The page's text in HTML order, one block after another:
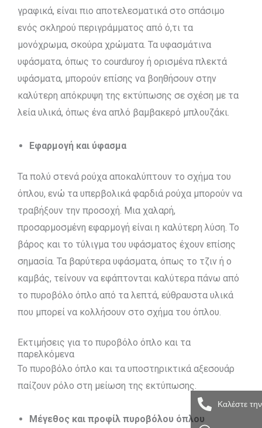
γραφικά, είναι πιο αποτελεσματικά στο σπάσιμο
ενός σκληρού περιγράμματος από ό,τι τα
μονόχρωμα, σκούρα χρώματα. Τα υφασμάτινα
υφάσματα, όπως το courduroy ή ορισμένα πλεκτά
υφάσματα, μπορούν επίσης να βοηθήσουν στην
καλύτερη απόκρυψη της εκτύπωσης σε σχέση με τα
λεία υλικά, όπως ένα απλό βαμβακερό μπλουζάκι.
Εφαρμογή και ύφασμα
Τα πολύ στενά ρούχα αποκαλύπτουν το σχήμα του
όπλου, ενώ τα υπερβολικά φαρδιά ρούχα μπορούν να
τραβήξουν την προσοχή. Μια χαλαρή,
προσαρμοσμένη εφαρμογή είναι η καλύτερη λύση. Το
βάρος και το τύλιγμα του υφάσματος έχουν επίσης
σημασία. Τα βαρύτερα υφάσματα, όπως το τζιν ή ο
καμβάς, τείνουν να εφάπτονται καλύτερα πάνω από
το πυροβόλο όπλο από τα λεπτά, εύθραυστα υλικά
που μπορεί να κολλήσουν στο σχήμα του όπλου.
Εκτιμήσεις για το πυροβόλο όπλο και τα
παρελκόμενα
Το πυροβόλο όπλο και τα υποστηρικτικά αξεσουάρ
παίζουν ρόλο στη μείωση της εκτύπωσης.
Μέγεθος και προφίλ πυροβόλου όπλου
Καλέστε